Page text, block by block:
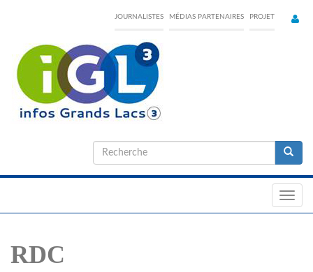
content
JOURNALISTES MÉDIAS PARTENAIRES PROJET
Formulaire
de
RDC